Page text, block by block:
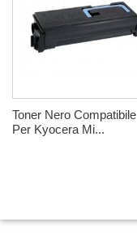
Toner Nero Compatibile
Per Kyocera Mi...